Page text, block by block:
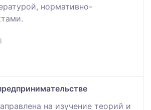
нормативно-
на изучение теорий и